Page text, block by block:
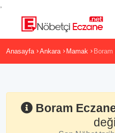
Anasayfa Ankara Mamak
Boram